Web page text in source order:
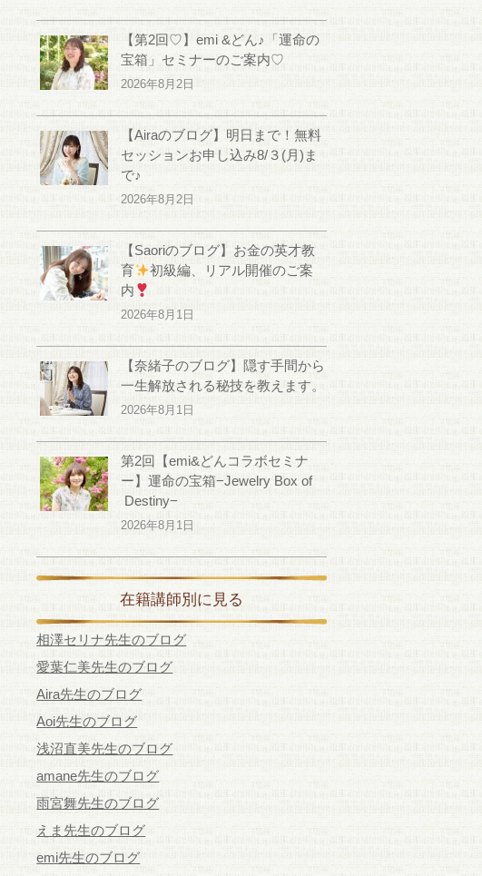
【第2回♡】emi &どん♪「運命の
宝箱」セミナーのご案内♡
2026年8月2日
【Airaのブログ】明日まで！無料
セッションお申し込み8/３(月)ま
で♪
2026年8月2日
【Saoriのブログ】お金の英才教
育
初級編、リアル開催のご案
内
2026年8月1日
【奈緒子のブログ】隠す手間から
一生解放される秘技を教えます。
2026年8月1日
第2回【emi&どんコラボセミナ
ー】運命の宝箱−Jewelry Box of
Destiny−
2026年8月1日
在籍講師別に見る
相澤セリナ先生のブログ
愛葉仁美先生のブログ
Aira先生のブログ
Aoi先生のブログ
浅沼直美先生のブログ
amane先生のブログ
雨宮舞先生のブログ
えま先生のブログ
emi先生のブログ